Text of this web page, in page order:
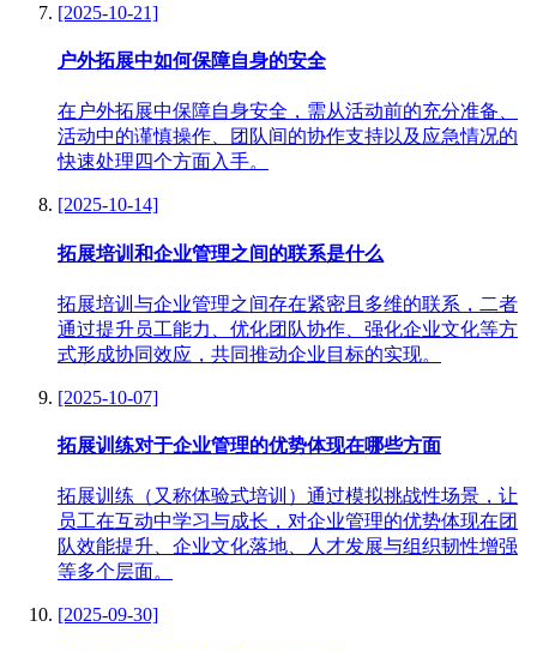
[2025-10-21]
户外拓展中如何保障自身的安全
在户外拓展中保障自身安全，需从活动前的充分准备、
活动中的谨慎操作、团队间的协作支持以及应急情况的
快速处理四个方面入手。
[2025-10-14]
拓展培训和企业管理之间的联系是什么
拓展培训与企业管理之间存在紧密且多维的联系，二者
通过提升员工能力、优化团队协作、强化企业文化等方
式形成协同效应，共同推动企业目标的实现。
[2025-10-07]
拓展训练对于企业管理的优势体现在哪些方面
拓展训练（又称体验式培训）通过模拟挑战性场景，让
员工在互动中学习与成长，对企业管理的优势体现在团
队效能提升、企业文化落地、人才发展与组织韧性增强
等多个层面。
[2025-09-30]